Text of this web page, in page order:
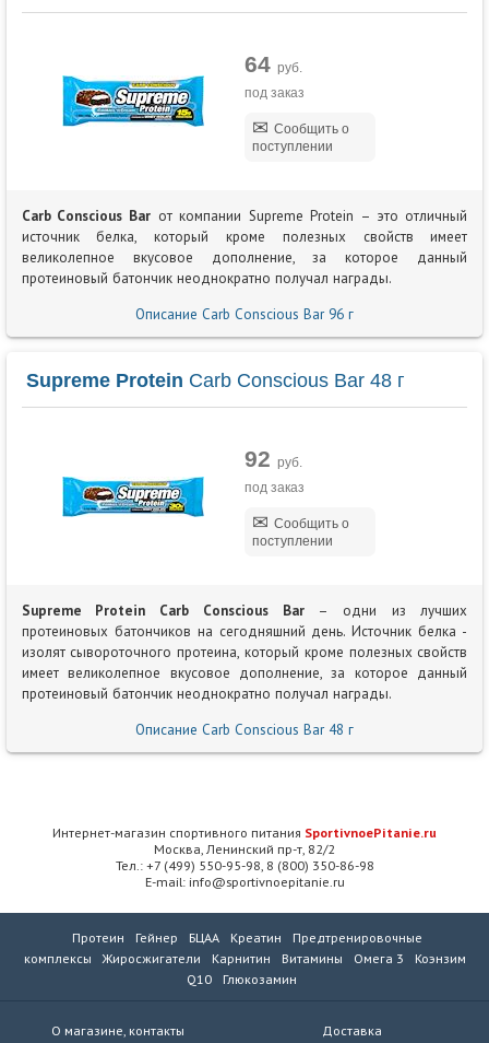
64 руб.
под заказ
Сообщить о
поступлении
Carb Conscious Barот компании Supreme Protein – это отличный
источник белка, который кроме полезных свойств имеет
великолепное вкусовое дополнение, за которое данный
протеиновый батончик неоднократно получал награды.
Описание Carb Conscious Bar 96 г
Supreme Protein Carb Conscious Bar 48 г
92 руб.
под заказ
Сообщить о
поступлении
Supreme Protein Carb Conscious Bar– одни из лучших
протеиновых батончиков на сегодняшний день. Источник белка -
изолят сывороточного протеина, который кроме полезных свойств
имеет великолепное вкусовое дополнение, за которое данный
протеиновый батончик неоднократно получал награды.
Описание Carb Conscious Bar 48 г
Интернет-магазин спортивного питания SportivnoePitanie.ru
Москва, Ленинский пр-т, 82/2
Тел.: +7 (499) 550-95-98, 8 (800) 350-86-98
E-mail: info@sportivnoepitanie.ru
Протеин Гейнер БЦАА Креатин
Предтренировочные
комплексы
Жиросжигатели Карнитин Витамины Омега 3
Коэнзим
Q10
Глюкозамин
О магазине, контакты Доставка